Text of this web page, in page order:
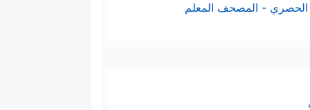
الحصري - المصحف المعلم